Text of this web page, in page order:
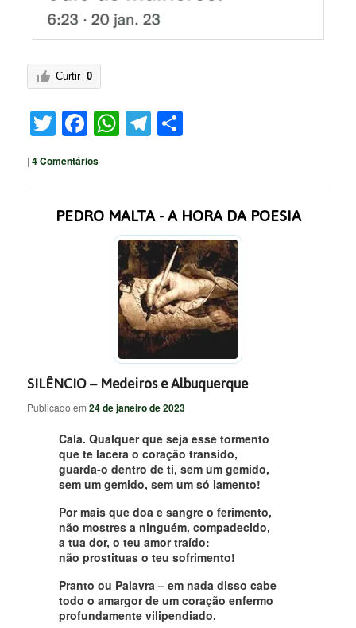
Curtir 0
Twitter
Facebook
WhatsApp
Telegram
|4Comentários
PEDRO MALTA - A HORA DA POESIA
SILÊNCIO – Medeiros e Albuquerque
Publicado em24 de janeiro de 2023
Cala. Qualquer que seja esse tormento
que te lacera o coração transido,
guarda-o dentro de ti, sem um gemido,
sem um gemido, sem um só lamento!
Por mais que doa e sangre o ferimento,
não mostres a ninguém, compadecido,
a tua dor, o teu amor traído:
não prostituas o teu sofrimento!
Pranto ou Palavra – em nada disso cabe
todo o amargor de um coração enfermo
profundamente vilipendiado.